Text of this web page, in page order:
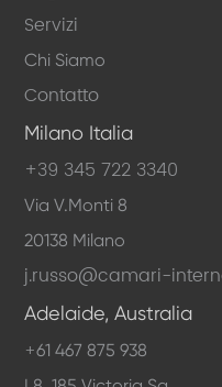
Servizi
Chi Siamo
Contatto
Milano Italia
+39 345 722 3340
Via V.Monti 8
20138 Milano
j.russo@camari-
Adelaide, Australia
+61 467 875 938